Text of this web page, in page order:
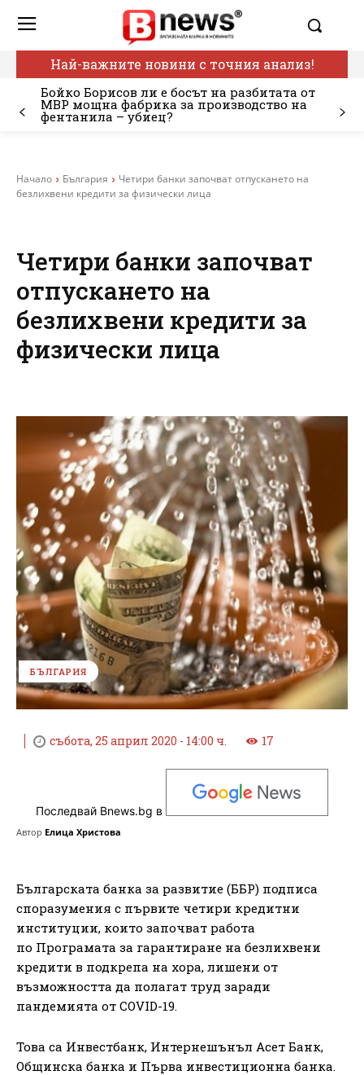
Най-важните новини с точния анализ!
Бойко Борисов ли е босът на разбитата от
МВР мощна фабрика за производство на
фентанила – убиец?
Начало България
Четири банки започват отпускането на
безлихвени кредити за физически лица
Четири банки започват
отпускането на
безлихвени кредити за
физически лица
БЪЛГАРИЯ
събота, 25 април 2020 - 14:00 ч. 17
Последвай Bnews.bg в
Автор Елица Христова
Българската банка за развитие (ББР) подписа
споразумения с първите четири кредитни
институции, които започват работа
по Програмата за гарантиране на безлихвени
кредити в подкрепа на хора, лишени от
възможността да полагат труд заради
пандемията от COVID-19.
Това са Инвестбанк, Интернешънъл Асет Банк,
Общинска банка и Първа инвестиционна банка.